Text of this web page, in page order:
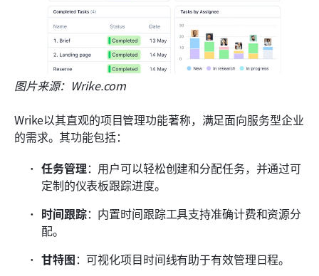
图片来源：Wrike.com
Wrike以其直观的项目管理功能著称，满足面向服务型企业
的需求。其功能包括：
任务管理：用户可以轻松创建和分配任务，并通过可
定制的仪表板跟踪进度。
时间跟踪：内置时间跟踪工具支持准确计费和资源分
配。
甘特图：可视化项目时间线有助于有效管理日程。